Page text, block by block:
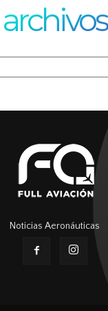
archivos
Noticias Aeronáuticas